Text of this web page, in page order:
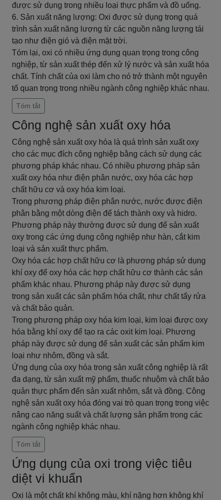
được sử dụng trong nhiều loại thực phẩm và đồ uống.
6. Sản xuất năng lượng: Oxi được sử dụng trong quá
trình sản xuất năng lượng từ các nguồn năng lượng tái
tạo như điện gió và điện mặt trời.
Tóm lại, oxi có nhiều ứng dụng quan trọng trong công
nghiệp, từ sản xuất thép đến xử lý nước và sản xuất hóa
chất. Tính chất của oxi làm cho nó trở thành một nguyên
tố quan trọng trong nhiều ngành công nghiệp khác nhau.
Tóm tắt
Công nghệ sản xuất oxy hóa
Công nghệ sản xuất oxy hóa là quá trình sản xuất oxy
cho các mục đích công nghiệp bằng cách sử dụng các
phương pháp khác nhau. Có nhiều phương pháp sản
xuất oxy hóa như điện phân nước, oxy hóa các hợp
chất hữu cơ và oxy hóa kim loại.
Trong phương pháp điện phân nước, nước được điện
phân bằng một dòng điện để tách thành oxy và hidro.
Phương pháp này thường được sử dụng để sản xuất
oxy trong các ứng dụng công nghiệp như hàn, cắt kim
loại và sản xuất thực phẩm.
Oxy hóa các hợp chất hữu cơ là phương pháp sử dụng
khí oxy để oxy hóa các hợp chất hữu cơ thành các sản
phẩm khác nhau. Phương pháp này được sử dụng
trong sản xuất các sản phẩm hóa chất, như chất tẩy rửa
và chất bảo quản.
Trong phương pháp oxy hóa kim loại, kim loại được oxy
hóa bằng khí oxy để tạo ra các oxit kim loại. Phương
pháp này được sử dụng để sản xuất các sản phẩm kim
loại như nhôm, đồng và sắt.
Ứng dụng của oxy hóa trong sản xuất công nghiệp là rất
đa dạng, từ sản xuất mỹ phẩm, thuốc nhuộm và chất bảo
quản thực phẩm đến sản xuất nhôm, sắt và đồng. Công
nghệ sản xuất oxy hóa đóng vai trò quan trọng trong việc
nâng cao năng suất và chất lượng sản phẩm trong các
ngành công nghiệp khác nhau.
Tóm tắt
Ứng dụng của oxi trong việc tiêu
diệt vi khuẩn
Oxi là một chất khí không màu, khí nặng hơn không khí